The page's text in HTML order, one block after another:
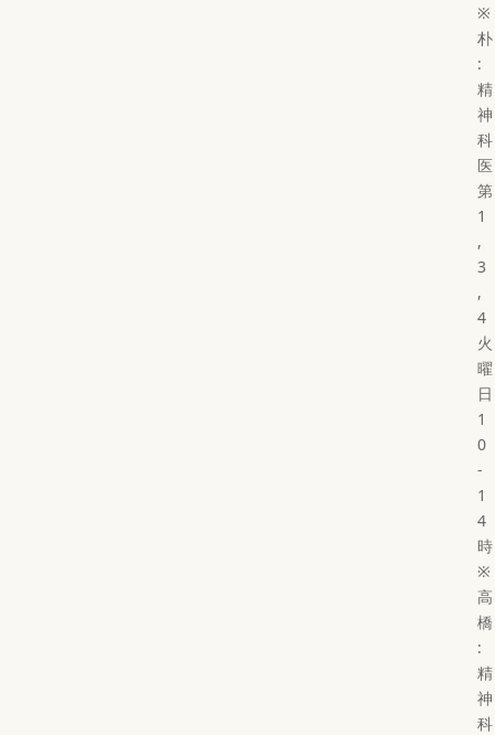
※
朴
:
精
神
科
医
第
1
,
3
,
4
火
曜
日
1
0
-
1
4
時
※
高
橋
:
精
神
科